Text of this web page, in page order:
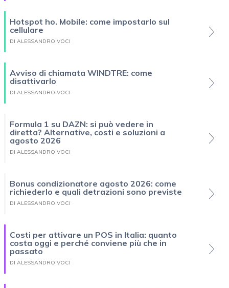
Hotspot ho. Mobile: come impostarlo sul
cellulare
DI ALESSANDRO VOCI
Avviso di chiamata WINDTRE: come
disattivarlo
DI ALESSANDRO VOCI
Formula 1 su DAZN: si può vedere in
diretta? Alternative, costi e soluzioni a
agosto 2026
DI ALESSANDRO VOCI
Bonus condizionatore agosto 2026: come
richiederlo e quali detrazioni sono previste
DI ALESSANDRO VOCI
Costi per attivare un POS in Italia: quanto
costa oggi e perché conviene più che in
passato
DI ALESSANDRO VOCI